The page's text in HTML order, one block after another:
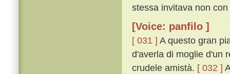
stessa invitava non
[Voice: panfilo ]
[ 031 ] A questo gran
d'averla di moglie d'un
crudele amistà. [ 032 ]